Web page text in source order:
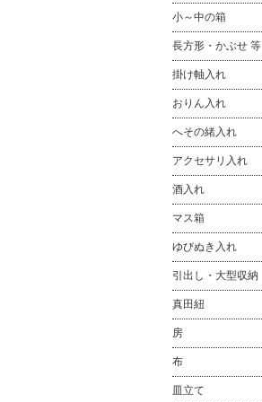
小～中の箱
長方形・かぶせ 等
掛け軸入れ
おりん入れ
へその緒入れ
アクセサリ入れ
酒入れ
マス箱
ゆびぬき入れ
引出し・大型収納
真田紐
房
布
皿立て